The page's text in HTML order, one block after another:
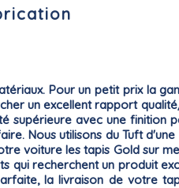
Pour un petit prix la
un excellent rapport
supérieure avec une finition
Nous utilisons du Tuft
voiture les tapis Goldsur
qui recherchent un produit
la livraison de votre